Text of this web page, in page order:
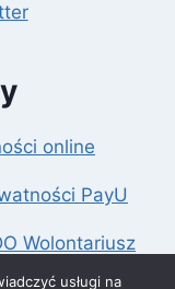
online
PayU
Wolontariusz
usługi na